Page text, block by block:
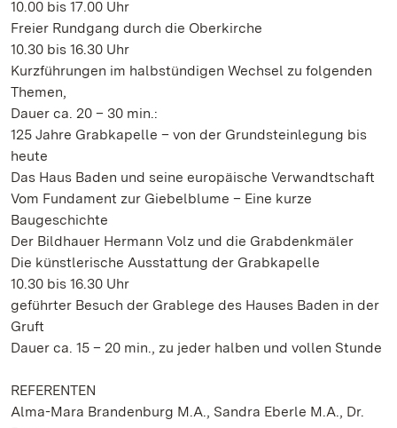
10.00 bis 17.00 Uhr
Freier Rundgang durch die Oberkirche
10.30 bis 16.30 Uhr
Kurzführungen im halbstündigen Wechsel zu folgenden
Themen,
Dauer ca. 20 – 30 min.:
125 Jahre Grabkapelle – von der Grundsteinlegung bis
heute
Das Haus Baden und seine europäische Verwandtschaft
Vom Fundament zur Giebelblume – Eine kurze
Baugeschichte
Der Bildhauer Hermann Volz und die Grabdenkmäler
Die künstlerische Ausstattung der Grabkapelle
10.30 bis 16.30 Uhr
geführter Besuch der Grablege des Hauses Baden in der
Gruft
Dauer ca. 15 – 20 min., zu jeder halben und vollen Stunde
REFERENTEN
Alma-Mara Brandenburg M.A., Sandra Eberle M.A., Dr.